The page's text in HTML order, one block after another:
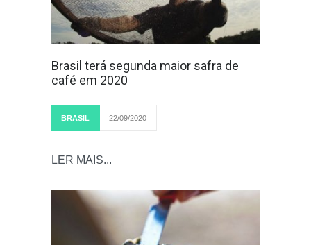
Brasil terá segunda maior safra de
café em 2020
BRASIL 22/09/2020
LER MAIS...